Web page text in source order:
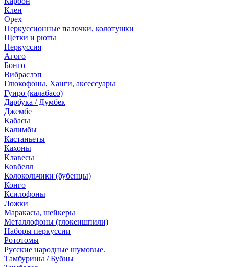
Клен
Орех
Перкуссионные палочки, колотушки
Щетки и рюты
Перкуссия
Агого
Бонго
Вибраслэп
Глюкофоны, Ханги, аксессуары
Гуиро (калабасо)
Дарбука / Думбек
Джембе
Кабасы
Калимбы
Кастаньеты
Кахоны
Клавесы
Ковбелл
Колокольчики (бубенцы)
Конго
Ксилофоны
Ложки
Маракасы, шейкеры
Металлофоны (глокеншпили)
Наборы перкуссии
Рототомы
Русские народные шумовые.
Тамбурины / Бубны